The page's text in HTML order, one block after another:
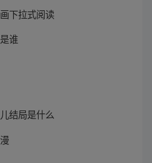
下拉式阅读
谁
结局是什么